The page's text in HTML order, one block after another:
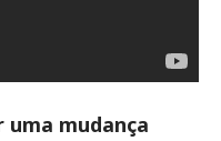
uma mudança